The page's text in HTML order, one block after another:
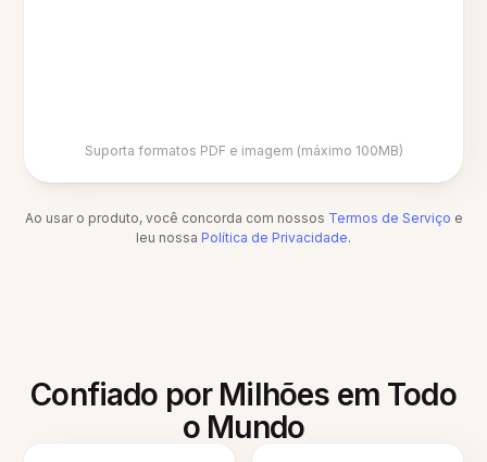
Suporta formatos PDF e imagem (máximo 100MB)
Ao usar o produto, você concorda com nossos Termos de Serviço e
leu nossa Política de Privacidade.
Confiado por Milhões em Todo
o Mundo